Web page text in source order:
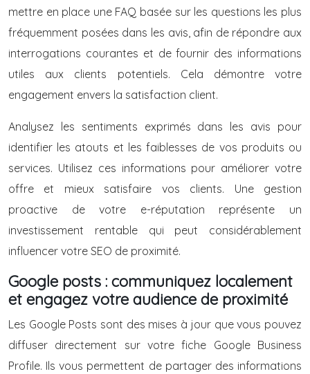
mettre en place une FAQ basée sur les questions les plus
fréquemment posées dans les avis, afin de répondre aux
interrogations courantes et de fournir des informations
utiles aux clients potentiels. Cela démontre votre
engagement envers la satisfaction client.
Analysez les sentiments exprimés dans les avis pour
identifier les atouts et les faiblesses de vos produits ou
services. Utilisez ces informations pour améliorer votre
offre et mieux satisfaire vos clients. Une gestion
proactive de votre e-réputation représente un
investissement rentable qui peut considérablement
influencer votre SEO de proximité.
Google posts : communiquez localement
et engagez votre audience de proximité
Les Google Posts sont des mises à jour que vous pouvez
diffuser directement sur votre fiche Google Business
Profile. Ils vous permettent de partager des informations